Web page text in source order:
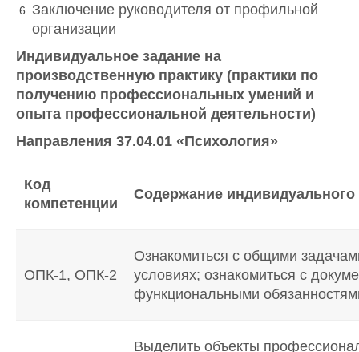
Заключение руководителя от профильной
организации
Индивидуальное задание на
производственную практику (практики по
получению профессиональных умений и
опыта профессиональной деятельности)
Направления 37.04.01 «Психология»
Код
компетенции
Содержание индивидуального
ОПК-1, ОПК-2
Ознакомиться с общими
условиях; ознакомиться с
функциональными
Выделить объекты